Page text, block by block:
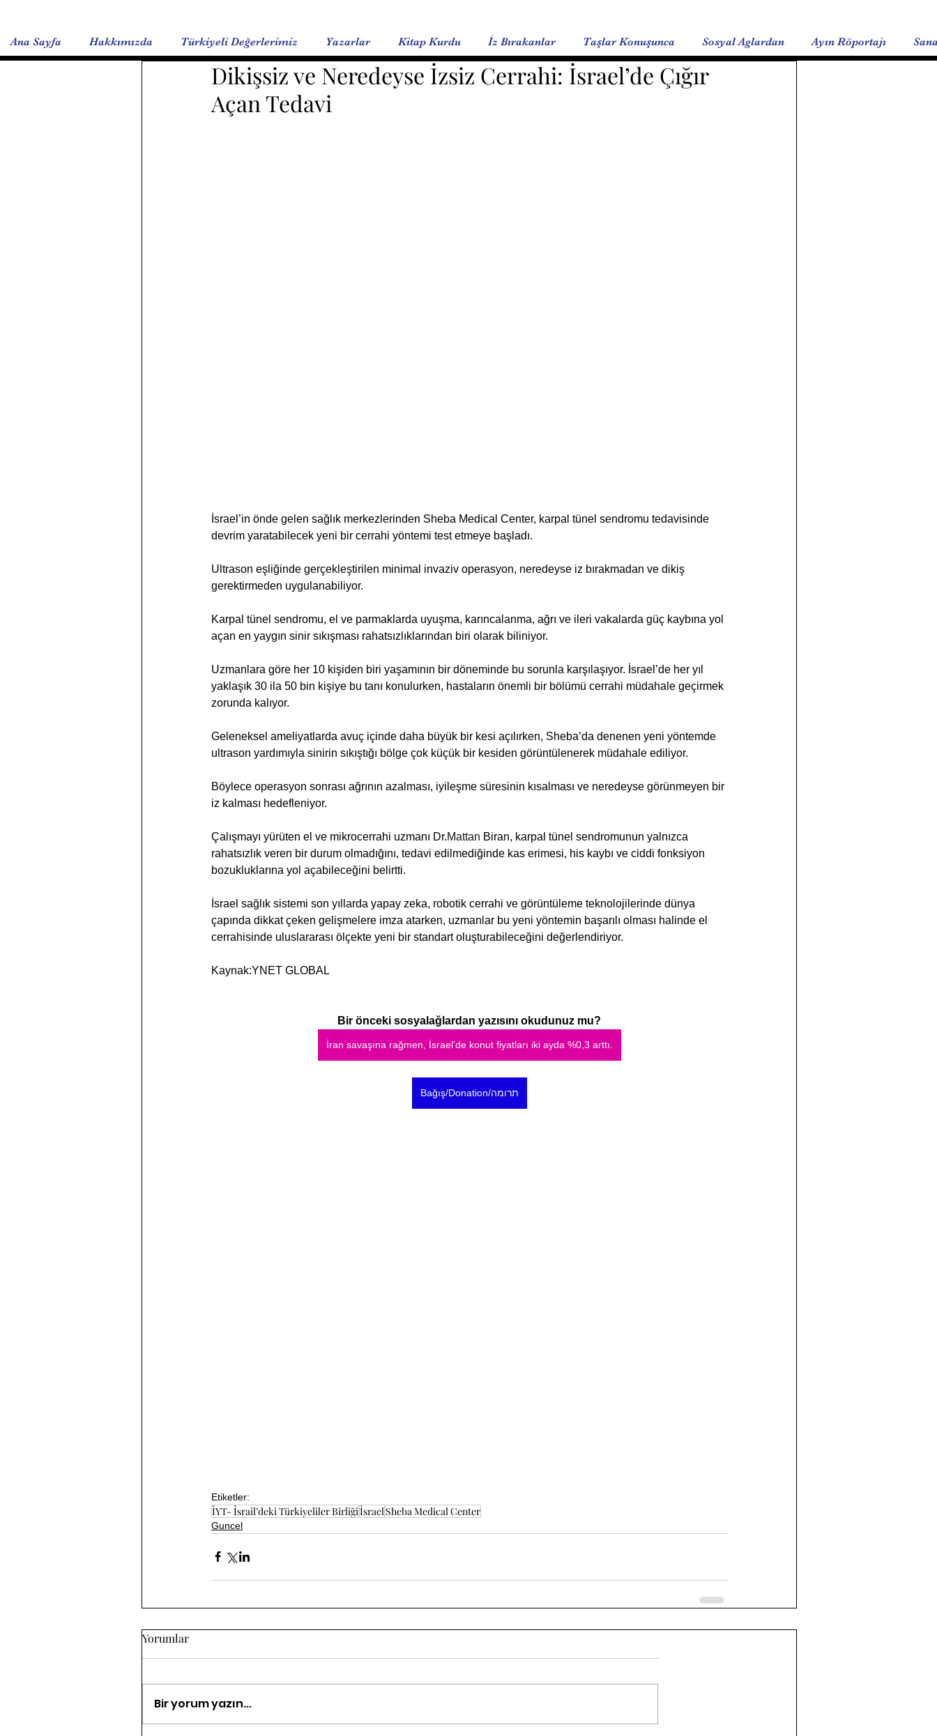
Ana Sayfa Hakkımızda Türkiyeli Değerlerimiz Yazarlar Kitap Kurdu İz Bırakanlar Taşlar Konuşunca Sosyal Aglardan Ayın Röportajı
Dikişsiz ve Neredeyse İzsiz Cerrahi: İsrael’de Çığır
Açan Tedavi
İsrael’in önde gelen sağlık merkezlerinden Sheba Medical Center, karpal tünel sendromu tedavisinde
devrim yaratabilecek yeni bir cerrahi yöntemi test etmeye başladı.
Ultrason eşliğinde gerçekleştirilen minimal invaziv operasyon, neredeyse iz bırakmadan ve dikiş
gerektirmeden uygulanabiliyor.
Karpal tünel sendromu, el ve parmaklarda uyuşma, karıncalanma, ağrı ve ileri vakalarda güç kaybına yol
açan en yaygın sinir sıkışması rahatsızlıklarından biri olarak biliniyor.
Uzmanlara göre her 10 kişiden biri yaşamının bir döneminde bu sorunla karşılaşıyor. İsrael’de her yıl
yaklaşık 30 ila 50 bin kişiye bu tanı konulurken, hastaların önemli bir bölümü cerrahi müdahale geçirmek
zorunda kalıyor.
Geleneksel ameliyatlarda avuç içinde daha büyük bir kesi açılırken, Sheba’da denenen yeni yöntemde
ultrason yardımıyla sinirin sıkıştığı bölge çok küçük bir kesiden görüntülenerek müdahale ediliyor.
Böylece operasyon sonrası ağrının azalması, iyileşme süresinin kısalması ve neredeyse görünmeyen bir
iz kalması hedefleniyor.
Çalışmayı yürüten el ve mikrocerrahi uzmanı Dr.Mattan Biran, karpal tünel sendromunun yalnızca
rahatsızlık veren bir durum olmadığını, tedavi edilmediğinde kas erimesi, his kaybı ve ciddi fonksiyon
bozukluklarına yol açabileceğini belirtti.
İsrael sağlık sistemi son yıllarda yapay zeka, robotik cerrahi ve görüntüleme teknolojilerinde dünya
çapında dikkat çeken gelişmelere imza atarken, uzmanlar bu yeni yöntemin başarılı olması halinde el
cerrahisinde uluslararası ölçekte yeni bir standart oluşturabileceğini değerlendiriyor.
Kaynak:YNET GLOBAL
Bir önceki sosyalağlardan yazısını okudunuz mu?
İran savaşına rağmen, İsrael’de konut fiyatları iki ayda %0,3 arttı.
Bağış/Donation/תרומה
Etiketler:
İYT- İsrail’deki Türkiyeliler BirliğiİsraelSheba Medical Center
Guncel
Yorumlar
Bir yorum yazın...